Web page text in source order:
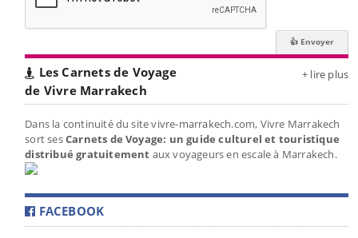
Les Carnets de Voyage
de Vivre Marrakech
+ lire plus
Dans la continuité du site vivre-marrakech.com, Vivre Marrakech
sort sesCarnets de Voyage: un guide culturel et touristique
distribué gratuitement aux voyageurs en escale à Marrakech.
FACEBOOK